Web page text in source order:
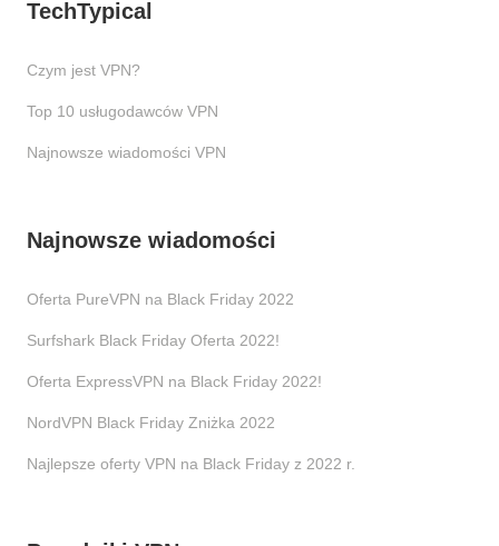
TechTypical
Czym jest VPN?
Top 10 usługodawców VPN
Najnowsze wiadomości VPN
Najnowsze wiadomości
Oferta PureVPN na Black Friday 2022
Surfshark Black Friday Oferta 2022!
Oferta ExpressVPN na Black Friday 2022!
NordVPN Black Friday Zniżka 2022
Najlepsze oferty VPN na Black Friday z 2022 r.